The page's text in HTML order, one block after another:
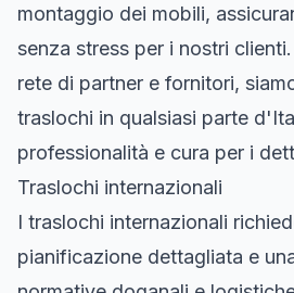
montaggio dei mobili,
senza stress per i nostri
rete di partner e fornitori,
traslochi in qualsiasi parte
professionalità e cura per i
Traslochi internazionali
I traslochi internazionali
pianificazione dettagliata e